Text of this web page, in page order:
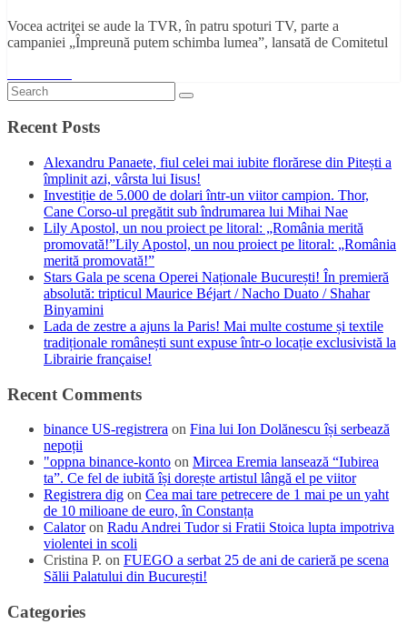
Vocea actriţei se aude la TVR, în patru spoturi TV, parte a
campaniei „Împreună putem schimba lumea”, lansată de Comitetul
Recent Posts
Alexandru Panaete, fiul celei mai iubite florărese din Pitești a
împlinit azi, vârsta lui Iisus!
Investiție de 5.000 de dolari într-un viitor campion. Thor,
Cane Corso-ul pregătit sub îndrumarea lui Mihai Nae
Lily Apostol, un nou proiect pe litoral: „România merită
promovată!”Lily Apostol, un nou proiect pe litoral: „România
merită promovată!”
Stars Gala pe scena Operei Naționale București! În premieră
absolută: tripticul Maurice Béjart / Nacho Duato / Shahar
Binyamini
Lada de zestre a ajuns la Paris! Mai multe costume și textile
tradiționale românești sunt expuse într-o locație exclusivistă la
Librairie française!
Recent Comments
binance US-registrera on Fina lui Ion Dolănescu își serbează
nepoții
"oppna binance-konto on Mircea Eremia lansează “Iubirea
ta”. Ce fel de iubită își dorește artistul lângă el pe viitor
Registrera dig on Cea mai tare petrecere de 1 mai pe un yaht
de 10 milioane de euro, în Constanța
Calatoron Radu Andrei Tudor si Fratii Stoica lupta impotriva
violentei in scoli
Cristina P. on FUEGO a serbat 25 de ani de carieră pe scena
Sălii Palatului din București!
Categories